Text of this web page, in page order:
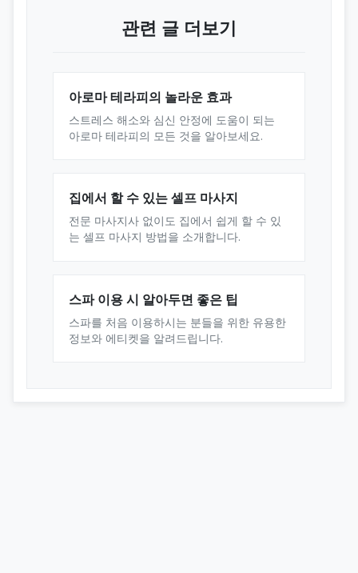
관련 글 더보기
아로마 테라피의 놀라운 효과
스트레스 해소와 심신 안정에 도움이 되는
아로마 테라피의 모든 것을 알아보세요.
집에서 할 수 있는 셀프 마사지
전문 마사지사 없이도 집에서 쉽게 할 수 있
는 셀프 마사지 방법을 소개합니다.
스파 이용 시 알아두면 좋은 팁
스파를 처음 이용하시는 분들을 위한 유용한
정보와 에티켓을 알려드립니다.